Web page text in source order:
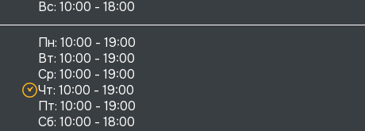
Пн: 10:00 - 19:00
Вт: 10:00 - 19:00
Ср: 10:00 - 19:00
Чт: 10:00 - 19:00
Пт: 10:00 - 19:00
Сб: 10:00 - 18:00